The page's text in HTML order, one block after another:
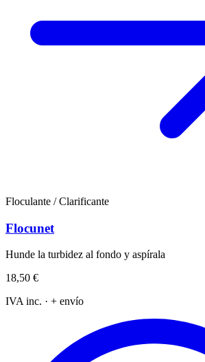
Floculante / Clarificante
Flocunet
Hunde la turbidez al fondo y aspírala
18,50 €
IVA inc. · + envío